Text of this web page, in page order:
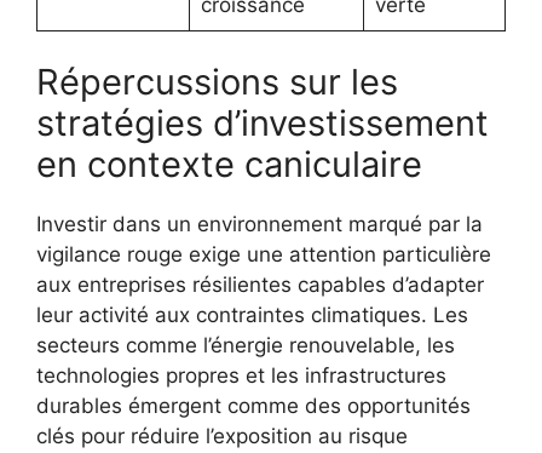
Répercussions sur les
stratégies d’investissement
en contexte caniculaire
Investir dans un environnement marqué par la
vigilance rouge exige une attention particulière
aux entreprises résilientes capables d’adapter
leur activité aux contraintes climatiques. Les
secteurs comme l’énergie renouvelable, les
technologies propres et les infrastructures
durables émergent comme des opportunités
clés pour réduire l’exposition au risque